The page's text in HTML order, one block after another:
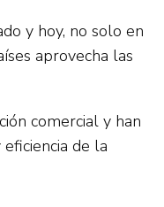
y hoy, no solo en
aprovecha las
comercial y han
de la